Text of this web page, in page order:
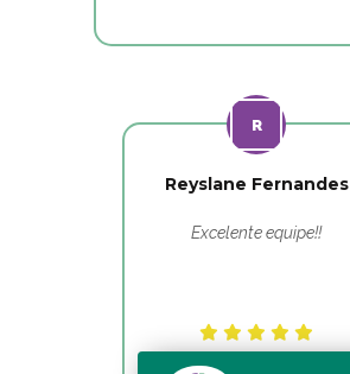
Reyslane Fernandes
Excelente equipe!!